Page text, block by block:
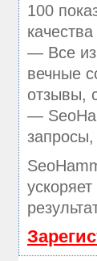
100
— Все
вечные
отзывы,
—